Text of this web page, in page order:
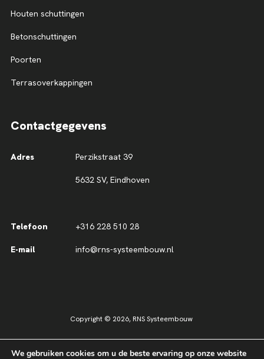
Houten schuttingen
Betonschuttingen
Poorten
Terrasoverkappingen
Contactgegevens
Adres Perzikstraat 39
5632 SV, Eindhoven
Telefoon +316 228 510 28
E-mail info@rns-systeembouw.nl
Copyright © 2026, RNS Systeembouw
We gebruiken cookies om u de beste ervaring op onze website